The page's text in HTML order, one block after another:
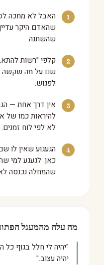
האבל לא מחכה
שהאדם היקר
שהשתנה.
קלפי ״רשות
שם על מה שקשה
לפגוש.
אין דרך אחת —
להיראות כמו של
לא לפי לוח זמנים.
הגעגוע שאין לו
כאן. לגעגע למי
שהמחלה נכנסה
מה עלה מהמעגל
"יהיה לי חלל בגוף כל
יהיה עצוב."